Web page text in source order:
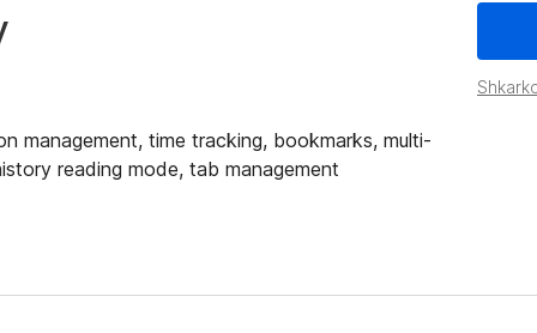
management, time tracking, bookmarks, multi-
reading mode, tab management